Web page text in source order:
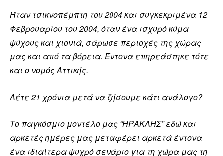
Ήταν τσικνοπέμπτη του 2004 και συγκεκριμένα 12
Φεβρουαρίου του 2004, όταν ένα ισχυρό κύμα
ψύχους και χιονιά, σάρωσε περιοχές της χώρας
μας και από τα βόρεια. Έντονα επηρεάστηκε τότε
και ο νομός Αττικής.
Λέτε 21 χρόνια μετά να ζήσουμε κάτι ανάλογο?
Το παγκόσμιο μοντέλο μας “ΗΡΑΚΛΗΣ” εδώ και
αρκετές ημέρες μας μεταφέρει αρκετά έντονα
ένα ιδιαίτερα ψυχρό σενάριο για τη χώρα μας τη